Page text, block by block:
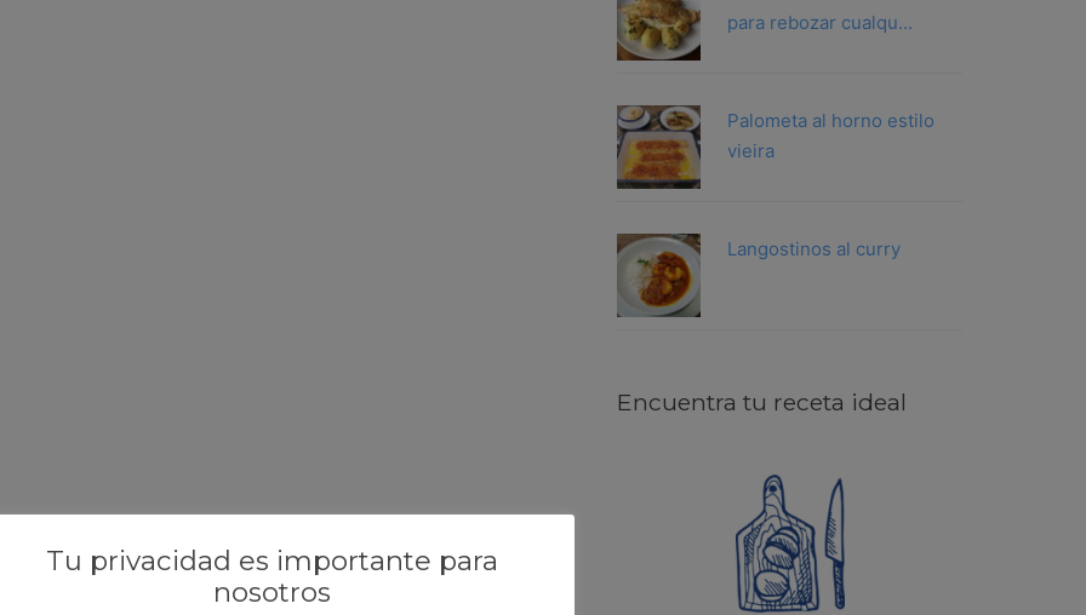
para rebozar cualqu...
Palometa al horno estilo
vieira
Langostinos al curry
Encuentra tu receta ideal
Tu privacidad es importante para
nosotros